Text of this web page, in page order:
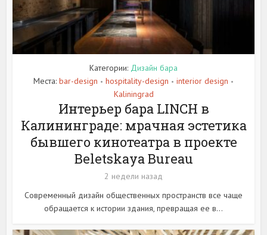
Категории: Дизайн бара
Места: bar-design • hospitality-design • interior design •
Kaliningrad
Интерьер бара LINCH в
Калининграде: мрачная эстетика
бывшего кинотеатра в проекте
Beletskaya Bureau
2 недели назад
Современный дизайн общественных пространств все чаще
обращается к истории здания, превращая ее в...